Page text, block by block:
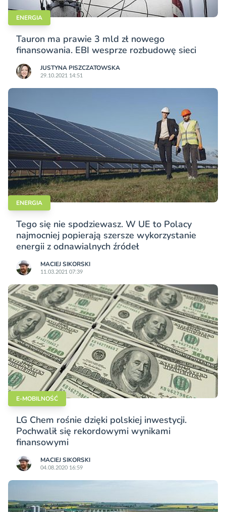
ENERGIA
Tauron ma prawie 3 mld zł nowego
finansowania. EBI wesprze rozbudowę sieci
JUSTYNA PISZCZATOWSKA
29.10.2021 14:51
ENERGIA
Tego się nie spodziewasz. W UE to Polacy
najmocniej popierają szersze wykorzystanie
energii z odnawialnych źródeł
MACIEJ SIKORSKI
11.03.2021 07:39
E-MOBILNOŚĆ
LG Chem rośnie dzięki polskiej inwestycji.
Pochwalił się rekordowymi wynikami
finansowymi
MACIEJ SIKORSKI
04.08.2020 16:59